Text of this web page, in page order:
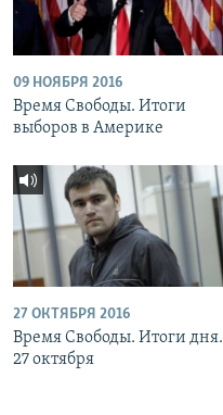
09 НОЯБРЯ 2016
Время Свободы. Итоги
выборов в Америке
27 ОКТЯБРЯ 2016
Время Свободы. Итоги дня.
27 октября